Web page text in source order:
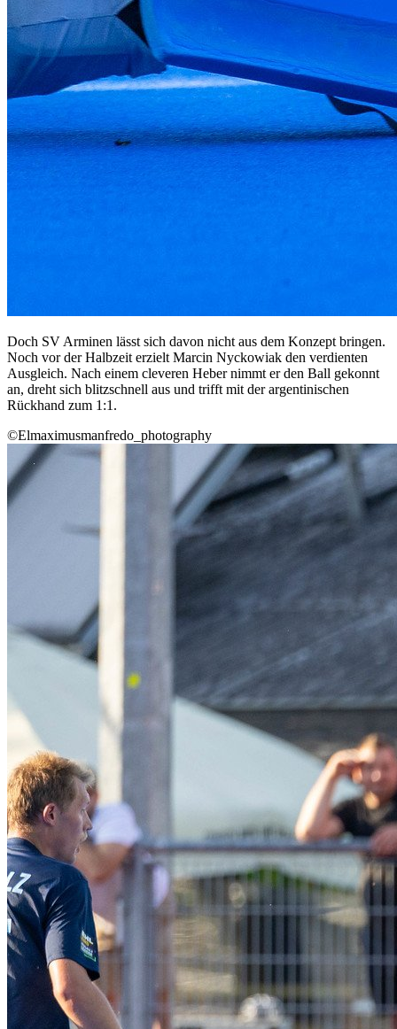
Doch SV Arminen lässt sich davon nicht aus dem Konzept bringen.
Noch vor der Halbzeit erzielt Marcin Nyckowiak den verdienten
Ausgleich. Nach einem cleveren Heber nimmt er den Ball gekonnt
an, dreht sich blitzschnell aus und trifft mit der argentinischen
Rückhand zum 1:1.
©Elmaximusmanfredo_photography